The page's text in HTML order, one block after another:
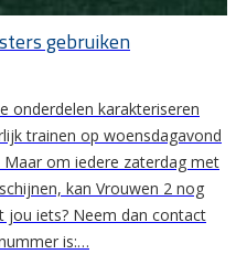
gebruiken
onderdelen karakteriseren
trainen op woensdagavond
om iedere zaterdag met
kan Vrouwen 2 nog
jou iets? Neem dan contact
is:…